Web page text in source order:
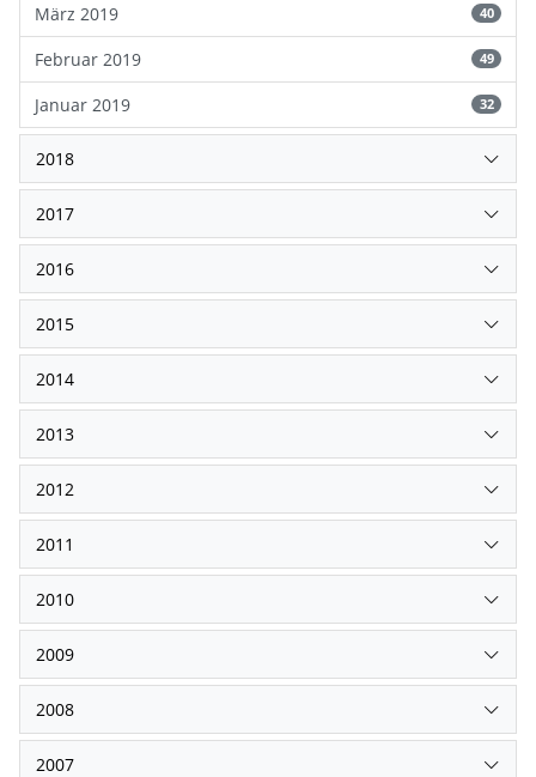
März 2019 40
Februar 2019 49
Januar 2019 32
2018
2017
2016
2015
2014
2013
2012
2011
2010
2009
2008
2007